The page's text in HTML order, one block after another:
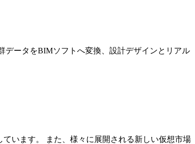
データをBIMソフトへ変換、設計デザインとリアル
います。 また、様々に展開される新しい仮想市場